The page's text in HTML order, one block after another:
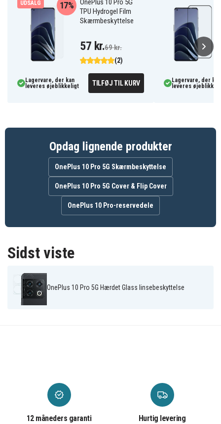
UDSALG
OnePlus 10 Pro 5G
TPU Hydrogel Film
Skærmbeskyttelse
(2)
17%
57 kr.69 kr.
Lagervare, der kan
leveres øjeblikkeligt
TILFØJ TIL KURV
Lagervare, der kan
leveres
Opdag lignende produkter
OnePlus 10 Pro 5G Skærmbeskyttelse
OnePlus 10 Pro 5G Cover & Flip Cover
OnePlus 10 Pro-reservedele
Sidst viste
OnePlus 10 Pro 5G Hærdet Glass linsebeskyttelse
12 måneders garanti Hurtig levering